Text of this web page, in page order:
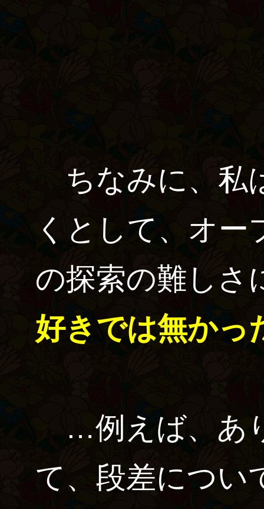
ちなみに、私
くとして、オ
の探索の難しさ
好きでは無かっ
…例えば、あ
て、段差につい